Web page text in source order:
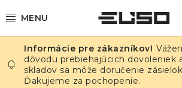
na
ELEKTRINA
TEPLOTA A VLHKOSŤ
dôvodu prebiehajúcich dovoleniek
skladov sa môže doručenie
Ďakujeme za pochopenie.